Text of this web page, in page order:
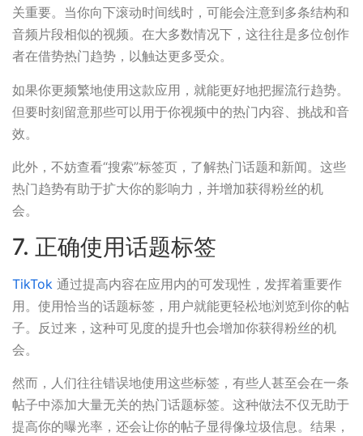
关重要。当你向下滚动时间线时，可能会注意到多条结构和
音频片段相似的视频。在大多数情况下，这往往是多位创作
者在借势热门趋势，以触达更多受众。
如果你更频繁地使用这款应用，就能更好地把握流行趋势。
但要时刻留意那些可以用于你视频中的热门内容、挑战和音
效。
此外，不妨查看“搜索”标签页，了解热门话题和新闻。这些
热门趋势有助于扩大你的影响力，并增加获得粉丝的机
会。
7. 正确使用话题标签
TikTok 通过提高内容在应用内的可发现性，发挥着重要作
用。使用恰当的话题标签，用户就能更轻松地浏览到你的帖
子。反过来，这种可见度的提升也会增加你获得粉丝的机
会。
然而，人们往往错误地使用这些标签，有些人甚至会在一条
帖子中添加大量无关的热门话题标签。这种做法不仅无助于
提高你的曝光率，还会让你的帖子显得像垃圾信息。结果，